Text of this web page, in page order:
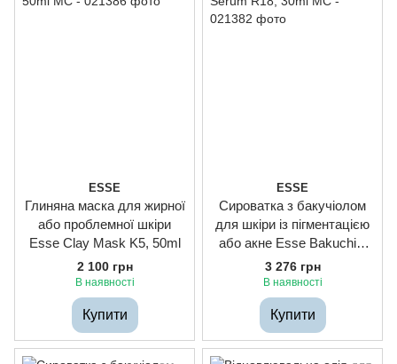
ESSE
Глиняна маска для жирної
або проблемної шкіри
Esse Clay Mask K5, 50ml
2 100 грн
В наявності
Купити
ESSE
Сироватка з бакучіолом
для шкіри із пігментацією
або акне Esse Bakuchiol
Serum R18, 30ml
3 276 грн
В наявності
Купити